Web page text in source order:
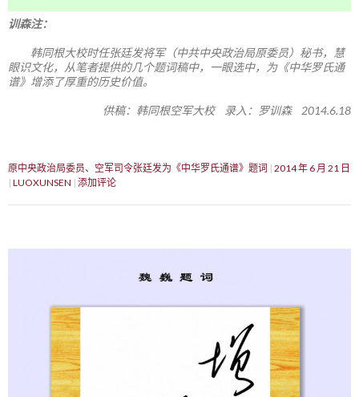
训森注：
韩同根大校时任张廷发将军（中共中央政治局原委员）秘书，慧
眼识文化，从笔者提供的几个题词稿中，一眼选中，为《中华罗氏通
谱》增添了厚重的历史价值。
供稿：韩同根空军大校 录入：罗训森 2014.6.18
原中央政治局委员、空军司令张廷发为《中华罗氏通谱》题词 2014 年 6 月 21 日
LUOXUNSEN 添加评论